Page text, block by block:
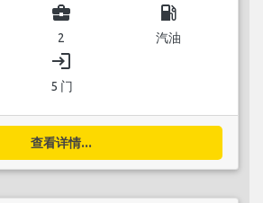
business_center
2
local_gas_station
汽油
login
5 门
查看详情...